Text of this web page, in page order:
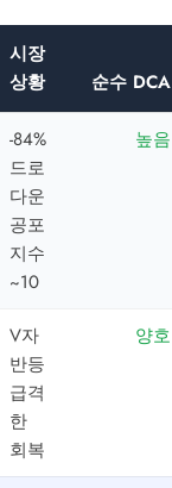
시장
상황
순수 DCA
-84%
드로
다운
공포
지수
~10
높음
V자
반등
급격
한
회복
양호